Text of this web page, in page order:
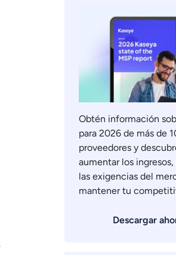
Obtén información
para 2026 de más de
proveedores y
aumentar los
las exigencias del
mantener tu
Descargar